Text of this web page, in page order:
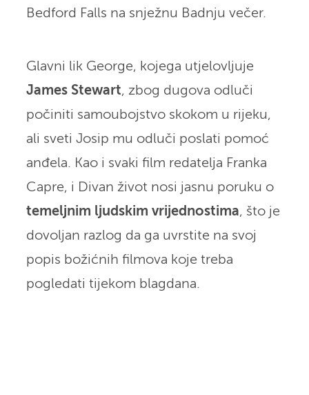
Bedford Falls na snježnu Badnju večer.
Glavni lik George, kojega utjelovljuje
James Stewart, zbog dugova odluči
počiniti samoubojstvo skokom u rijeku,
ali sveti Josip mu odluči poslati pomoć
anđela. Kao i svaki film redatelja Franka
Capre, i Divan život nosi jasnu poruku o
temeljnim ljudskim vrijednostima, što je
dovoljan razlog da ga uvrstite na svoj
popis božićnih filmova koje treba
pogledati tijekom blagdana.